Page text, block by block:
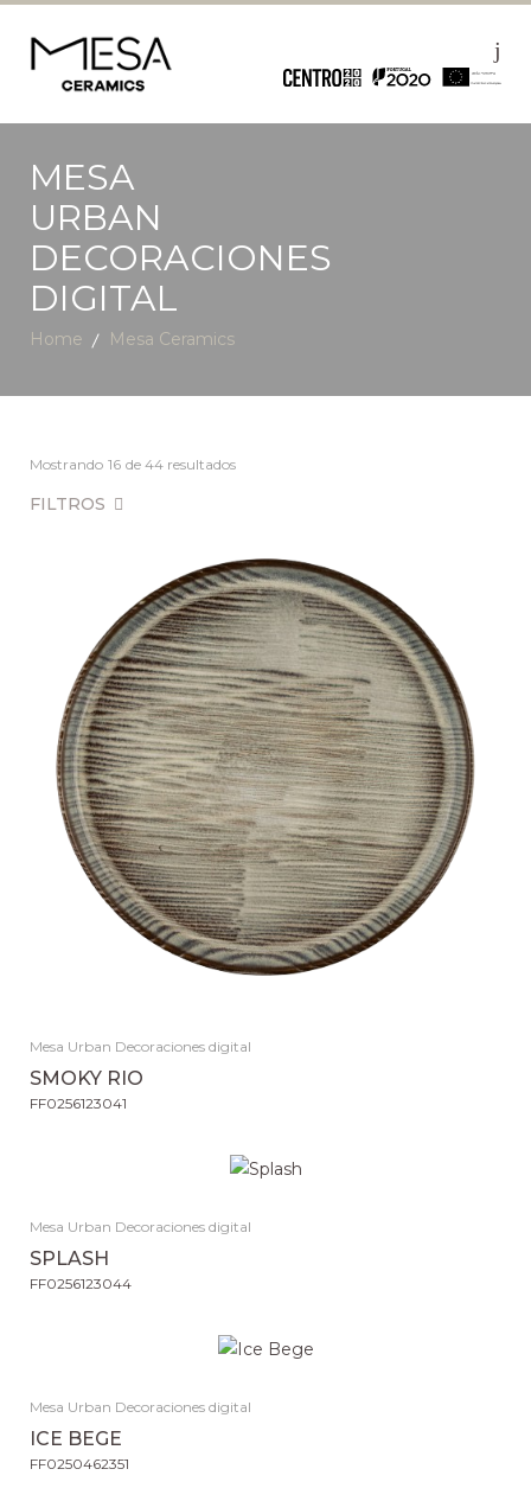
MESA
URBAN
DECORACIONES
DIGITAL
Home Mesa Ceramics
Mostrando 16 de 44 resultados
FILTROS
Mesa Urban Decoraciones digital
SMOKY RIO
FF0256123041
Mesa Urban Decoraciones digital
SPLASH
FF0256123044
Mesa Urban Decoraciones digital
ICE BEGE
FF0250462351